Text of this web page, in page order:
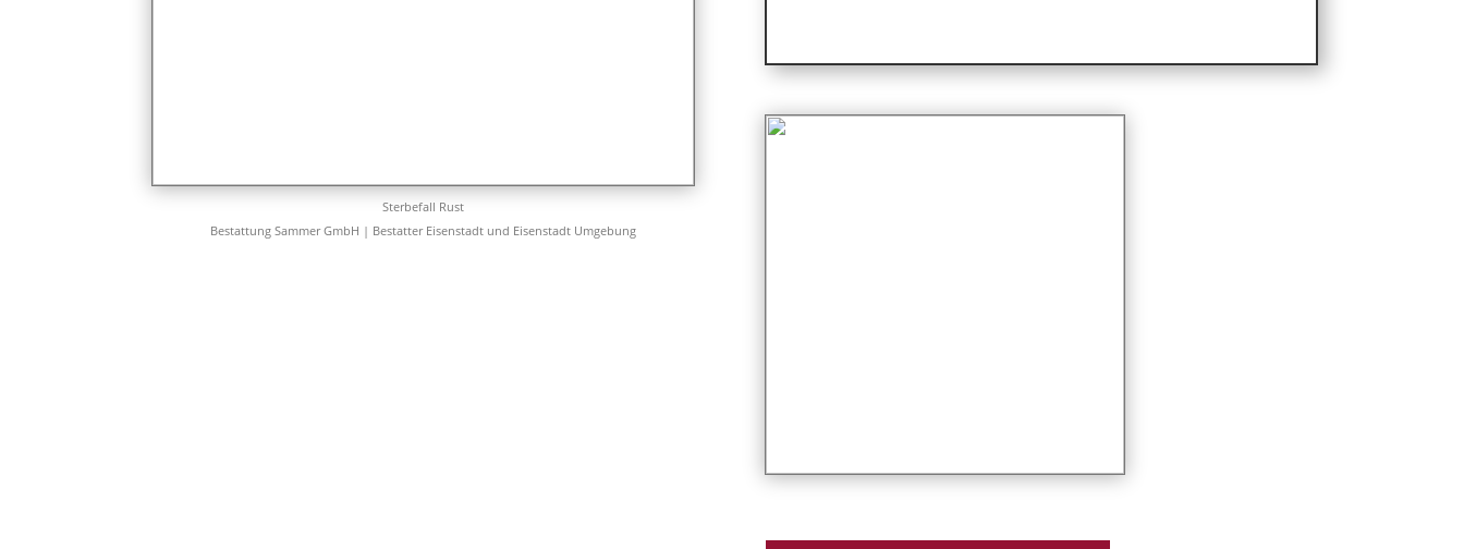
Sterbefall Rust
Bestattung Sammer GmbH | Bestatter Eisenstadt und Eisenstadt Umgebung